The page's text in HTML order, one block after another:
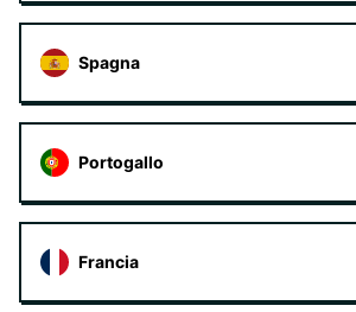
Spagna
Portogallo
Francia